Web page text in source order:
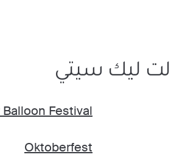
ليك سيتي
Festival
Oktoberfest